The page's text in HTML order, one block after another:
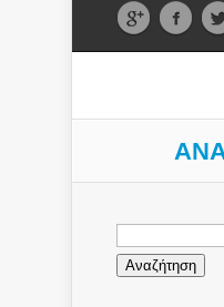
Αναζήτηση